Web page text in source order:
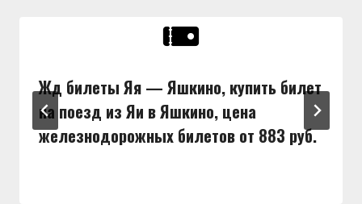
Жд билеты Яя — Яшкино, купить билет
на поезд из Яи в Яшкино, цена
железнодорожных билетов от 883 руб.